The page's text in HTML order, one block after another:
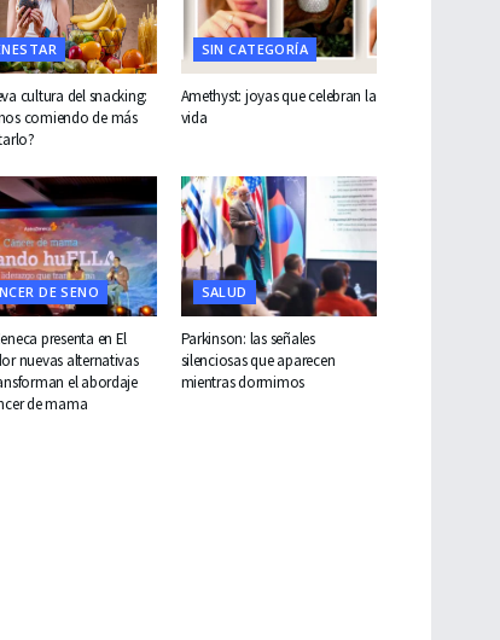
cultura del snacking:
comiendo de más
SIN CATEGORÍA
Amethyst: joyas que celebran la
vida
DE SENO
presenta en El
nuevas alternativas
el abordaje
de mama
SALUD
Parkinson: las señales
silenciosas que aparecen
mientras dormimos